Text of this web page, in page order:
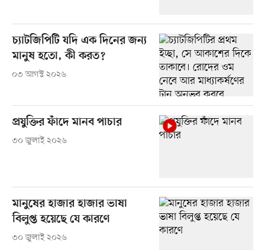
চ্যাটজিপিটি যদি এক দিনের জন্য
মানুষ হতো, কী করত?
০৩ আগস্ট ২০২৬
প্রযুক্তির ফাঁদে মানব পাচার
৩০ জুলাই ২০২৬
মানুষের হাজার হাজার ভাষা
বিলুপ্ত হয়েছে যে কারণে
৩০ জুলাই ২০২৬